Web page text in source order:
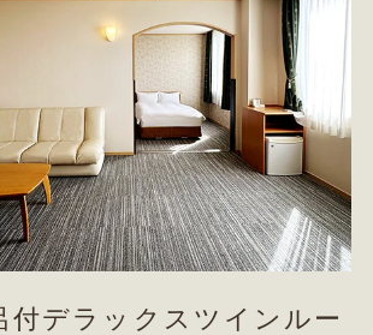
付デラックスツインルー